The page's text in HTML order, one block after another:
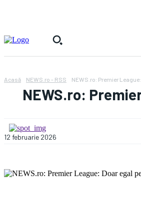
Acasă NEWS.ro - RSS NEWS.ro: Premier
NEWS.ro:
12 februarie 2026